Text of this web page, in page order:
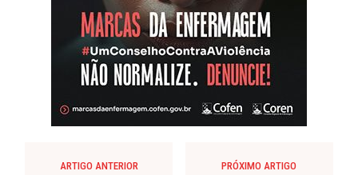
ARTIGO ANTERIOR PRÓXIMO ARTIGO